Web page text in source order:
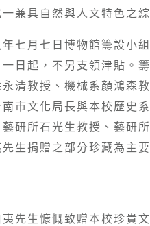
兼具自然與人文特色之
年七月七日博物館籌設小
日起，不另支領津貼。
清教授、機械系顏鴻森
市文化局長與本校歷史
藝研所石光生教授、藝研
生捐贈之部分珍藏為主
先生慷慨致贈本校珍貴